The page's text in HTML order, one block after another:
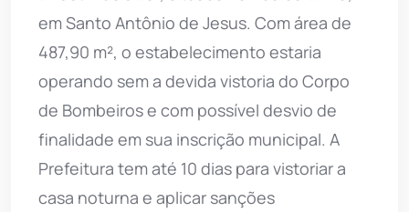
em Santo Antônio de Jesus. Com área de
487,90 m², o estabelecimento estaria
operando sem a devida vistoria do Corpo
de Bombeiros e com possível desvio de
finalidade em sua inscrição municipal. A
Prefeitura tem até 10 dias para vistoriar a
casa noturna e aplicar sanções